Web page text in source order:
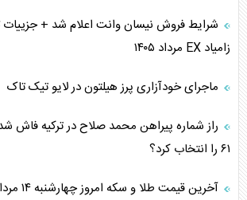
اهمیت راهبردی اردن برای آمریکا
پیام، ظرفیت بالفعل‌نشده تجارت ایران
همسویی عربستان با سنتکام علیه متحدان ایران
ترامپ و توهم خلع سلاح حماس
شرایط فروش نیسان وانت اعلام شد + جزییات
زامیاد EX مرداد ۱۴۰۵
ماجرای خودآزاری پرز هیلتون در لایو تیک تاک
راز شماره پیراهن محمد صلاح در ترکیه فاش
۶۱ را انتخاب کرد؟
آخرین